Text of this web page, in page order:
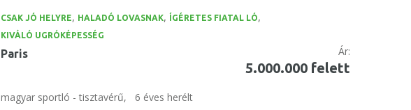
CSAK JÓ HELYRE, HALADÓ LOVASNAK, ÍGÉRETES FIATAL LÓ,
KIVÁLÓ UGRÓKÉPESSÉG
Paris Ár:
5.000.000 felett
magyar sportló - tisztavérű, 6 éves herélt